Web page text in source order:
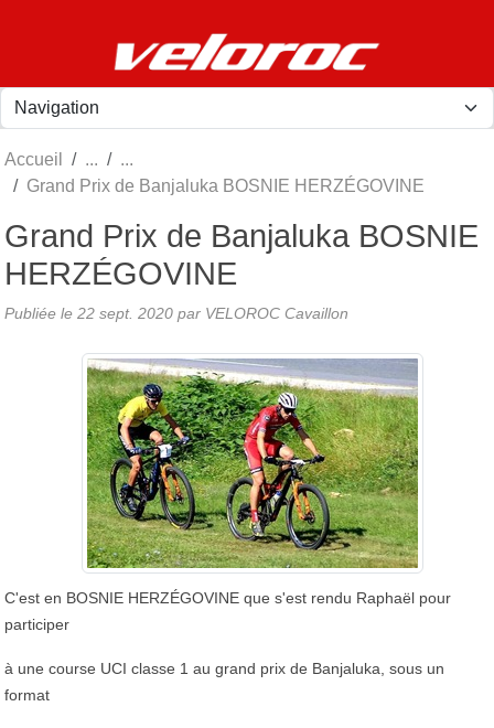
Accueil
Grand Prix de Banjaluka BOSNIE HERZÉGOVINE
Grand Prix de Banjaluka BOSNIE
HERZÉGOVINE
Publiée le 22 sept. 2020 par VELOROC Cavaillon
C'est en BOSNIE HERZÉGOVINE que s'est rendu Raphaël pour
participer
à une course UCI classe 1 au grand prix de Banjaluka, sous un
format